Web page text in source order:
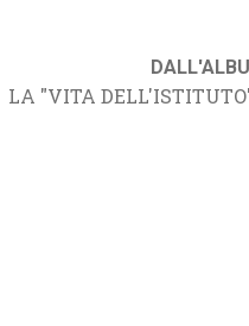
LA "VITA